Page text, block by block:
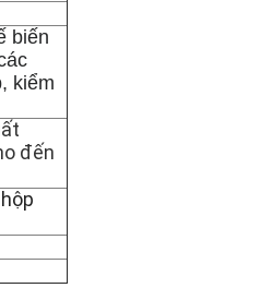
biến
kiểm
đến